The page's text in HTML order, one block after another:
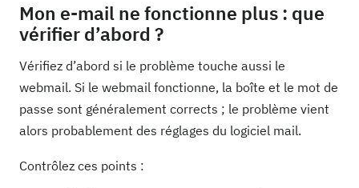
Mon e-mail ne fonctionne plus : que
vérifier d’abord ?
Vérifiez d’abord si le problème touche aussi le
webmail. Si le webmail fonctionne, la boîte et le mot de
passe sont généralement corrects ; le problème vient
alors probablement des réglages du logiciel mail.
Contrôlez ces points :